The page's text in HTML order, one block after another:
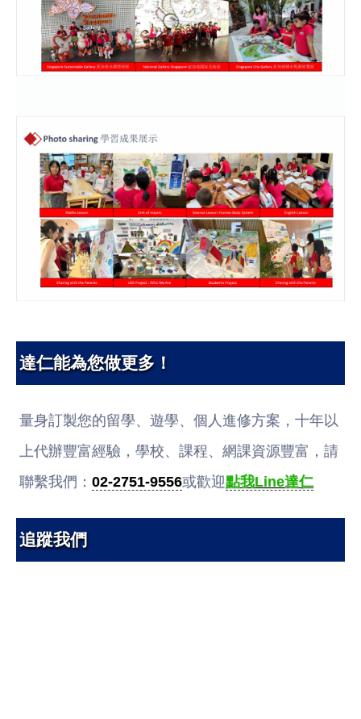
達仁能為您做更多！
量身訂製您的留學、遊學、個人進修方案，十年以
上代辦豐富經驗，學校、課程、網課資源豐富，請
聯繫我們：02-2751-9556或歡迎點我Line達仁
追蹤我們